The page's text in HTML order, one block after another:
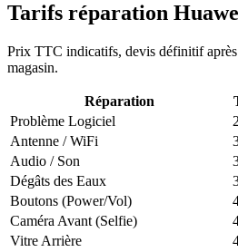
Tarifs réparation
Prix TTC indicatifs, devis définitif
magasin.
Réparation
Problème Logiciel
Antenne / WiFi
Audio / Son
Dégâts des Eaux
Boutons (Power/Vol)
Caméra Avant (Selfie)
Vitre Arrière